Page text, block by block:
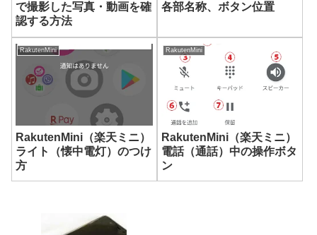
で撮影した写真・動画を確
認する方法
各部名称、ボタン位置
RakutenMini
RakutenMini（楽天ミニ）
ライト（懐中電灯）のつけ
方
RakutenMini
RakutenMini（楽天ミニ）
電話（通話）中の操作ボタ
ン